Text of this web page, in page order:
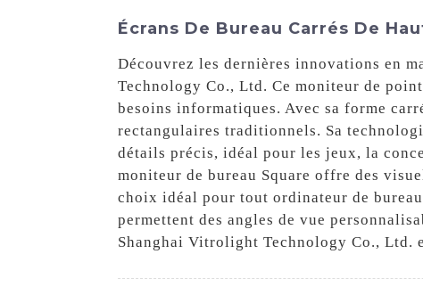
Écrans De Bureau Carrés De
Découvrez les dernières innovations en
Technology Co., Ltd. Ce moniteur de
besoins informatiques. Avec sa forme
rectangulaires traditionnels. Sa
détails précis, idéal pour les jeux, la
moniteur de bureau Square offre des
choix idéal pour tout ordinateur de
permettent des angles de vue
Shanghai Vitrolight Technology Co., Ltd.